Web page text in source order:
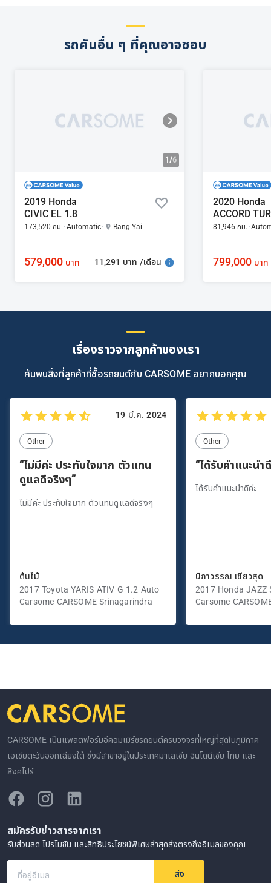
รถคันอื่น ๆ ที่คุณอาจชอบ
1/6
2019 Honda
CIVIC EL 1.8
173,520 กม. Automatic Bang Yai
579,000 บาท 11,291 บาท /เดือน
2020 Honda
ACCORD
81,946 กม.
799,000 บาท
เรื่องราวจากลูกค้าของเรา
ค้นพบสิ่งที่ลูกค้าที่ซื้อรถยนต์กับ CARSOME อยากบอกคุณ
19 มี.ค. 2024
Other
“ไม่มีค่ะ ประทับใจมาก ตัวแทน
ดูแลดีจริงๆ”
ไม่มีค่ะ ประทับใจมาก ตัวแทนดูแลดีจริงๆ
ต้นไม้
2017 Toyota YARIS ATIV G 1.2 Auto
Carsome CARSOME Srinagarindra
Other
“ได้รับคำแนะนำ
ได้รับคำแนะนำดีค่ะ
นิภาวรรณ เขียวสุด
2017 Honda JAZZ
Carsome
CARSOME เป็นแพลตฟอร์มอีคอมเมิร์ซรถยนต์ครบวงจรที่ใหญ่ที่สุดในภูมิภาค
เอเชียตะวันออกเฉียงใต้ ซึ่งมีสาขาอยู่ในประเทศมาเลเซีย อินโดนีเซีย ไทย และ
สิงคโปร์
สมัครรับข่าวสารจากเรา
รับส่วนลด โปรโมชัน และสิทธิประโยชน์พิเศษล่าสุดส่งตรงถึงอีเมลของคุณ
ที่อยู่อีเมล ส่ง